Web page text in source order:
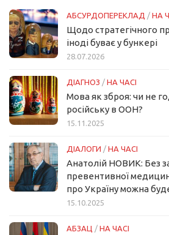
АБСУРДОПЕРЕКЛАД / НА
Щодо стратегічного
іноді буває у бункері
28.07.2026
ДІАГНОЗ / НА ЧАСІ
Мова як зброя: чи не
російську в ООН?
15.11.2025
ДІАЛОГИ / НА ЧАСІ
Анатолій НОВИК: Без
превентивної
про Україну можна
15.10.2025
АБЗАЦ / НА ЧАСІ